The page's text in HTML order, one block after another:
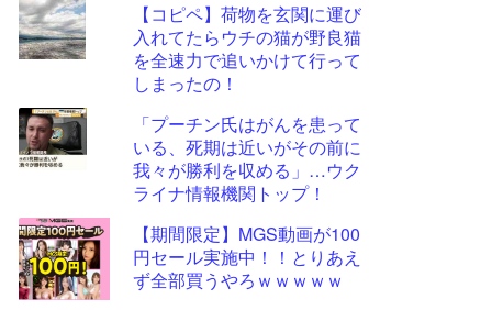
【コピペ】荷物を玄関に運び
入れてたらウチの猫が野良猫
を全速力で追いかけて行って
しまったの！
「プーチン氏はがんを患って
いる、死期は近いがその前に
我々が勝利を収める」…ウク
ライナ情報機関トップ！
【期間限定】MGS動画が100
円セール実施中！！とりあえ
ず全部買うやろｗｗｗｗｗ
更新
ツー